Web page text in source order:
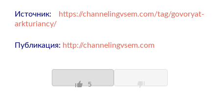
Источник:
https://channelingvsem.com/tag/govoryat-
arkturiancy/
Публикация: http://channelingvsem.com
5